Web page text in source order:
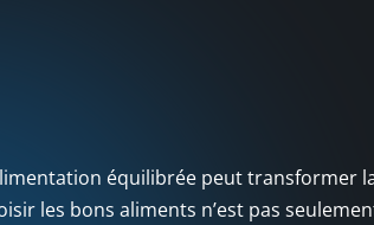
équilibrée peut transformer
les bons aliments n’est pas